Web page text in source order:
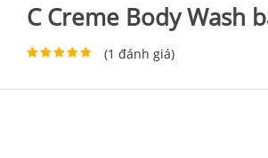
C Creme Body Wash
(1 đánh giá)